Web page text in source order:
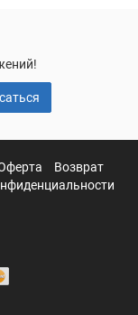
Возврат